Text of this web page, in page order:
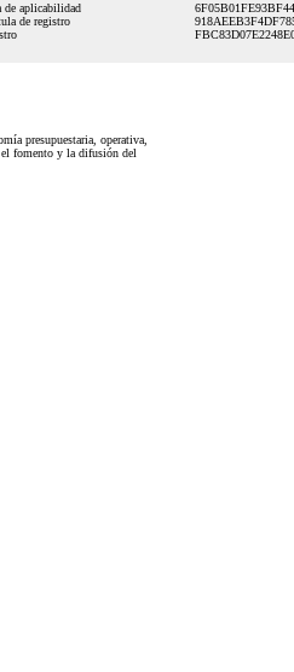
de aplicabilidad
de registro
presupuestaria, operativa,
el fomento y la difusión del